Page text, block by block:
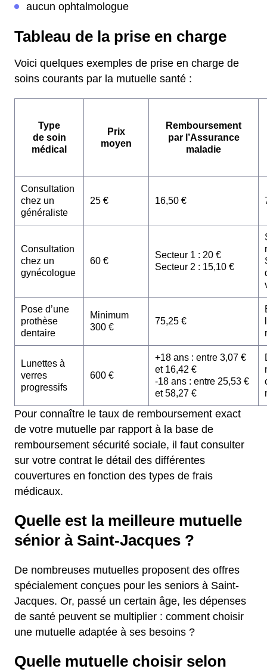
aucun ophtalmologue
Tableau de la prise en charge
Voici quelques exemples de prise en charge de
soins courants par la mutuelle santé :
Type
de soin
médical
Prix
moyen
Remboursement
par l’Assurance
maladie
Consultation
chez un
généraliste
25 € 16,50 €
Consultation
chez un
gynécologue
60 €
Secteur 1 : 20 €
Secteur 2 : 15,10 €
Pose d’une
prothèse
dentaire
Minimum
300 €
75,25 €
Lunettes à
verres
progressifs
600 €
+18 ans : entre 3,07 €
et 16,42 €
-18 ans : entre 25,53 €
et 58,27 €
Pour connaître le taux de remboursement exact
de votre mutuelle par rapport à la base de
remboursement sécurité sociale, il faut consulter
sur votre contrat le détail des différentes
couvertures en fonction des types de frais
médicaux.
Quelle est la meilleure mutuelle
sénior à Saint-Jacques ?
De nombreuses mutuelles proposent des offres
spécialement conçues pour les seniors à Saint-
Jacques. Or, passé un certain âge, les dépenses
de santé peuvent se multiplier : comment choisir
une mutuelle adaptée à ses besoins ?
Quelle mutuelle choisir selon